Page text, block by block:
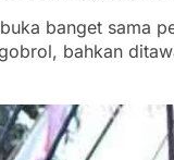
banget sama
bahkan